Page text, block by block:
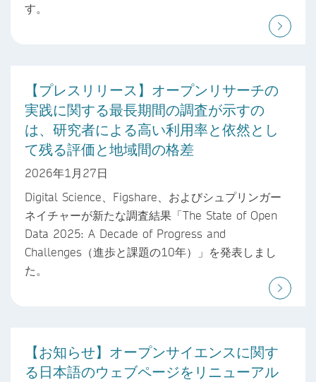
す。
【プレスリリース】オープンリサーチの
実践に関する最長期間の調査が示すの
は、研究者による高い利用率と依然とし
て残る評価と地域間の格差
2026年1月27日
Digital Science、Figshare、およびシュプリンガー
ネイチャーが新たな調査結果「The State of Open
Data 2025: A Decade of Progress and
Challenges（進歩と課題の10年）」を発表しまし
た。
【お知らせ】オープンサイエンスに関す
る日本語のウェブページをリニューアル